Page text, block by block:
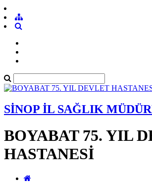
SİNOP İL SAĞLIK
BOYABAT 75. YIL
HASTANESİ